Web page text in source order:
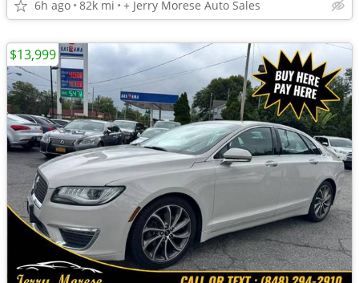
6h ago 82k mi + Jerry Morese Auto Sales
$13,999